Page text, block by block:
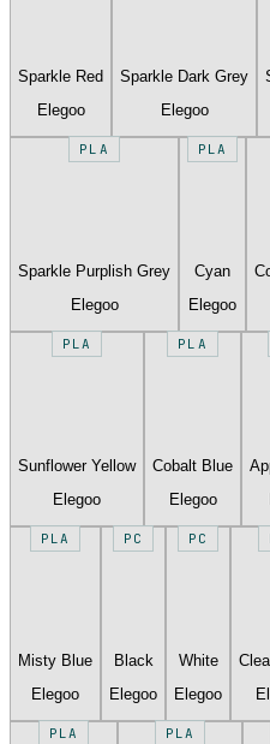
Sparkle Red
Elegoo
Sparkle Dark Grey
Elegoo
PLA
Sparkle Purplish Grey
Elegoo
PLA
Cyan
Elegoo
PLA
Sunflower Yellow
Elegoo
PLA
Cobalt Blue
Elegoo
PLA
Misty Blue
Elegoo
PC
Black
Elegoo
PC
White
Elegoo
PLA PLA